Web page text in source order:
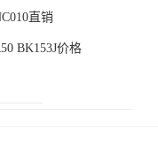
直销
BK153J价格